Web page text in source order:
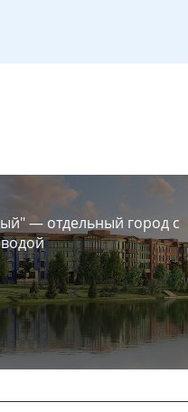
— отдельный город с